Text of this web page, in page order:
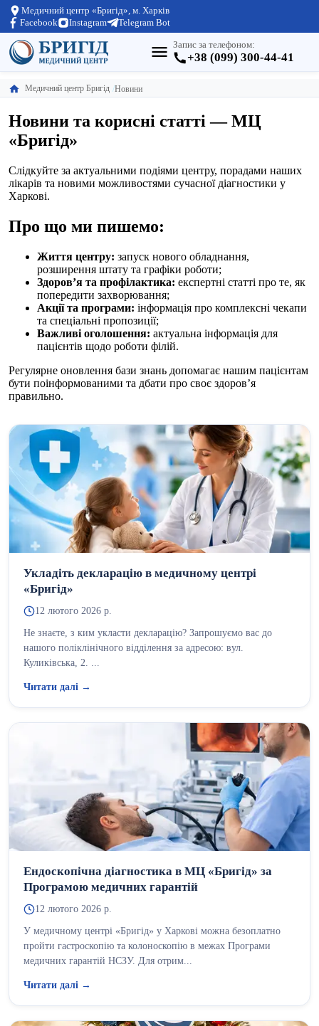
Медичний центр «Бригід», м. Харків
Facebook
Instagram Telegram Bot
Запис за телефоном:
+38 (099) 300-44-41
Медичний центр Бригід Новини
Новини та корисні статті — МЦ
«Бригід»
Слідкуйте за актуальними подіями центру, порадами наших
лікарів та новими можливостями сучасної діагностики у
Харкові.
Про що ми пишемо:
Життя центру: запуск нового обладнання,
розширення штату та графіки роботи;
Здоров’я та профілактика: експертні статті про те, як
попередити захворювання;
Акції та програми: інформація про комплексні чекапи
та спеціальні пропозиції;
Важливі оголошення: актуальна інформація для
пацієнтів щодо роботи філій.
Регулярне оновлення бази знань допомагає нашим пацієнтам
бути поінформованими та дбати про своє здоров’я
правильно.
Укладіть декларацію в медичному центрі
«Бригід»
12 лютого 2026 р.
Не знаєте, з ким укласти декларацію? Запрошуємо вас до
нашого поліклінічного відділення за адресою: вул.
Куликівська, 2. ...
Читати далі →
Ендоскопічна діагностика в МЦ «Бригід» за
Програмою медичних гарантій
12 лютого 2026 р.
У медичному центрі «Бригід» у Харкові можна безоплатно
пройти гастроскопію та колоноскопію в межах Програми
медичних гарантій НСЗУ. Для отрим...
Читати далі →